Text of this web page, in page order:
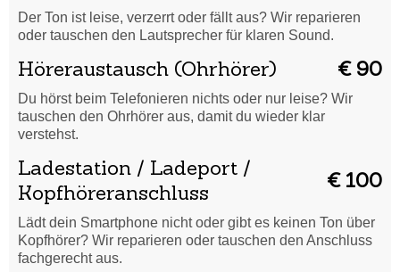
Der Ton ist leise, verzerrt oder fällt aus? Wir reparieren
oder tauschen den Lautsprecher für klaren Sound.
Höreraustausch (Ohrhörer) € 90
Du hörst beim Telefonieren nichts oder nur leise? Wir
tauschen den Ohrhörer aus, damit du wieder klar
verstehst.
Ladestation / Ladeport /
Kopfhöreranschluss
€ 100
Lädt dein Smartphone nicht oder gibt es keinen Ton über
Kopfhörer? Wir reparieren oder tauschen den Anschluss
fachgerecht aus.